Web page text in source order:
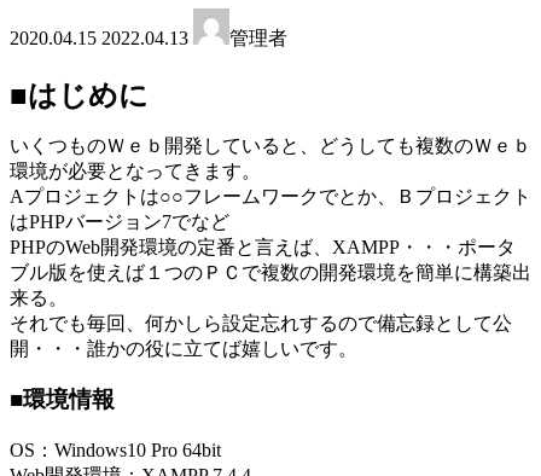
2020.04.15 終
新
時
:
2022.04.13 管理者
■はじめに
いくつものＷｅｂ開発していると、どうしても複数のＷｅｂ
環境が必要となってきます。
Aプロジェクトは○○フレームワークでとか、Ｂプロジェクト
はPHPバージョン7でなど
PHPのWeb開発環境の定番と言えば、XAMPP・・・ポータ
ブル版を使えば１つのＰＣで複数の開発環境を簡単に構築出
来る。
それでも毎回、何かしら設定忘れするので備忘録として公
開・・・誰かの役に立てば嬉しいです。
■環境情報
OS：Windows10 Pro 64bit